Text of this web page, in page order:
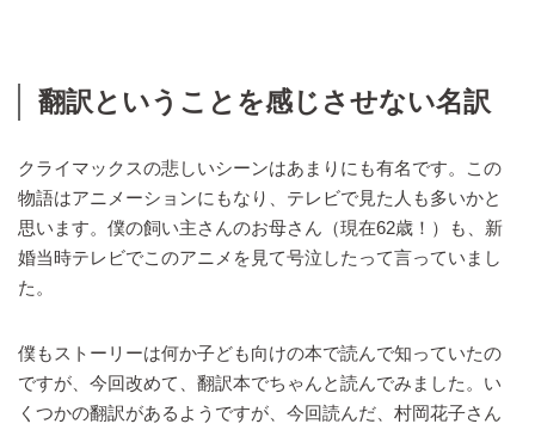
翻訳ということを感じさせない名訳
クライマックスの悲しいシーンはあまりにも有名です。この
物語はアニメーションにもなり、テレビで見た人も多いかと
思います。僕の飼い主さんのお母さん（現在62歳！）も、新
婚当時テレビでこのアニメを見て号泣したって言っていまし
た。
僕もストーリーは何か子ども向けの本で読んで知っていたの
ですが、今回改めて、翻訳本でちゃんと読んでみました。い
くつかの翻訳があるようですが、今回読んだ、村岡花子さん